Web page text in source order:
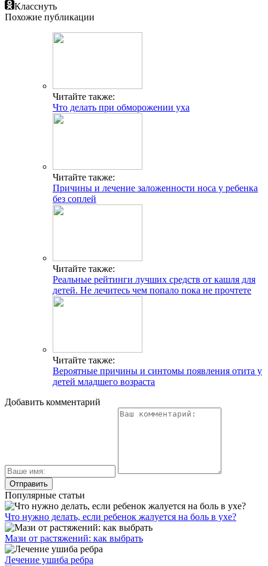
Класснуть
Похожие публикации
Читайте также:
Что делать при обморожении уха
Читайте также:
Причины и лечение заложенности носа у ребенка
без соплей
Читайте также:
Реальные рейтинги лучших средств от кашля для
детей. Не лечитесь чем попало пока не прочтете
Читайте также:
Вероятные причины и синтомы появления отита у
детей младшего возраста
Добавить комментарий
Популярные статьи
Что нужно делать, если ребенок жалуется на боль в ухе?
Мази от растяжений: как выбрать
Лечение ушиба ребра